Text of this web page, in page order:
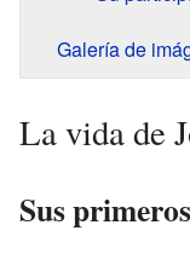
Galería de
La vida de
Sus